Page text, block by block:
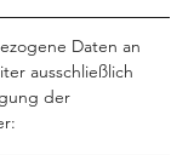
Daten an
ausschließlich
der